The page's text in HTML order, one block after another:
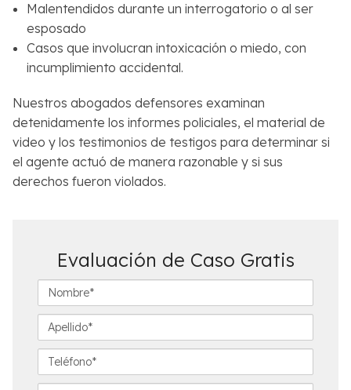
Malentendidos durante un interrogatorio o al ser
esposado
Casos que involucran intoxicación o miedo, con
incumplimiento accidental.
Nuestros abogados defensores examinan
detenidamente los informes policiales, el material de
video y los testimonios de testigos para determinar si
el agente actuó de manera razonable y si sus
derechos fueron violados.
Evaluación de Caso Gratis
o
m
r
*
p
e
l
e